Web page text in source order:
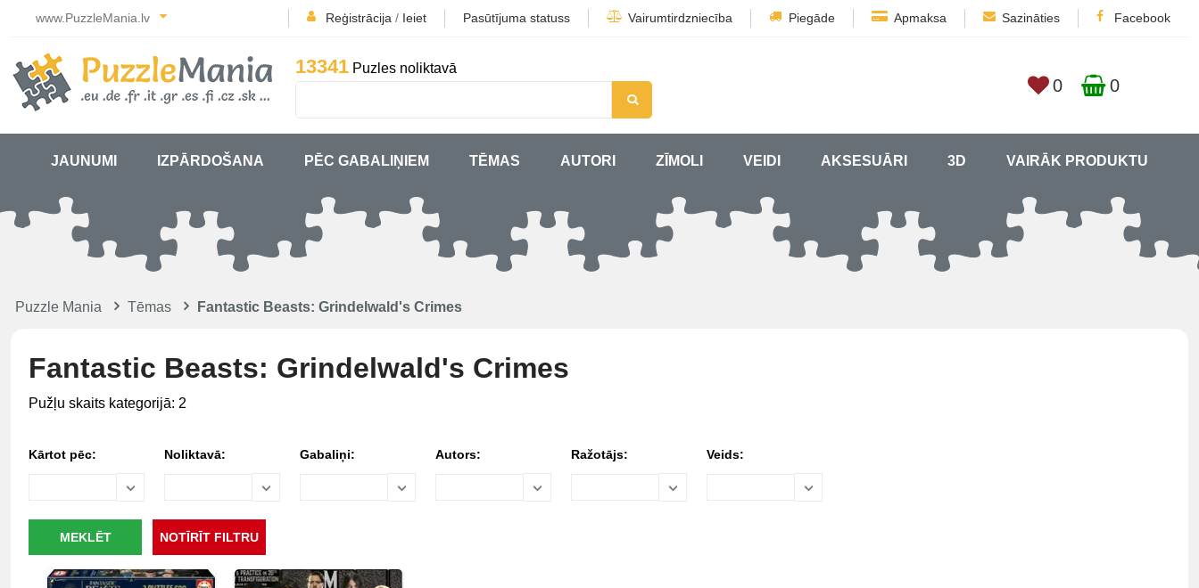
www.PuzzleMania.lv Reģistrācija / Ieiet Pasūtījuma statuss Vairumtirdzniecība Piegāde Apmaksa Sazināties Facebook
13341 Puzles noliktavā
0 0
JAUNUMI IZPĀRDOŠANA PĒC GABALIŅIEM TĒMAS AUTORI ZĪMOLI VEIDI AKSESUĀRI 3D VAIRĀK PRODUKTU
Puzzle Mania Tēmas Fantastic Beasts: Grindelwald's Crimes
Fantastic Beasts: Grindelwald's Crimes
Pužļu skaits kategorijā: 2
Kārtot pēc: Noliktavā: Gabaliņi: Autors: Ražotājs: Veids: